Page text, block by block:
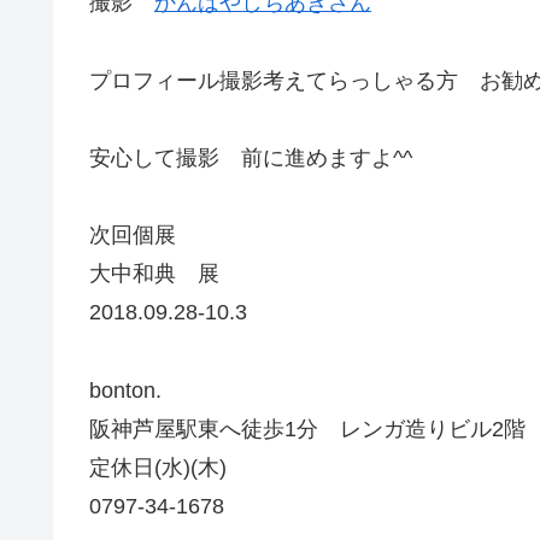
プロフィール撮影考えてらっしゃる方 お勧
安心して撮影 前に進めますよ^^
次回個展
大中和典 展
2018.09.28-10.3
bonton.
阪神芦屋駅東へ徒歩1分 レンガ造りビル2階
定休日(水)(木)
0797-34-1678